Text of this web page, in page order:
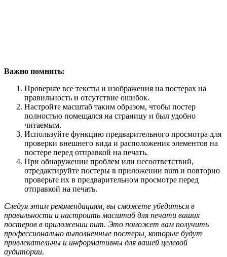
Важно помнить:
Проверьте все тексты и изображения на постерах на
правильность и отсутствие ошибок.
Настройте масштаб таким образом, чтобы постер
полностью помещался на страницу и был удобно
читаемым.
Используйте функцию предварительного просмотра для
проверки внешнего вида и расположения элементов на
постере перед отправкой на печать.
При обнаружении проблем или несоответствий,
отредактируйте постеры в приложении num и повторно
проверьте их в предварительном просмотре перед
отправкой на печать.
Следуя этим рекомендациям, вы сможете убедиться в
правильности и настроить масштаб для печати ваших
постеров в приложении num. Это поможет вам получить
профессионально выполненные постеры, которые будут
привлекательны и информативны для вашей целевой
аудитории.